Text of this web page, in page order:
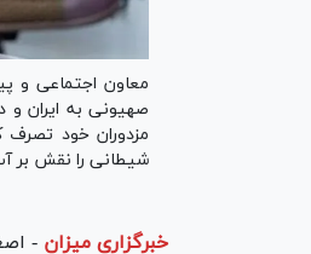
معاون اجتماعی و
صهیونی به ایران و
مزدوران خود تصرف
شیطانی را نقش بر
خبرگزاری میزان -